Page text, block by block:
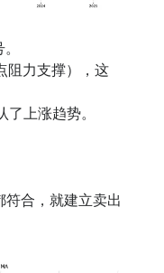
阻力支撑），这
了上涨趋势。
符合，就建立卖出